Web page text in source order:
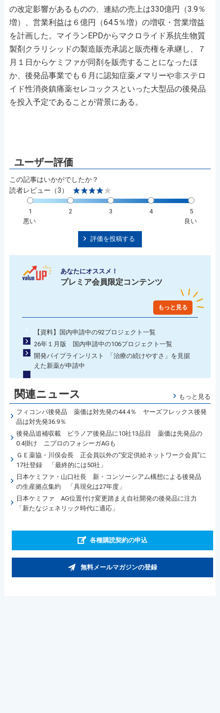
の改定影響があるものの、連結の売上は330億円（3.9％
増）、営業利益は６億円（64.5％増）の増収・営業増益
を計画した。マイランEPDからマクロライド系抗生物質
製剤クラリシッドの製造販売承認と販売権を承継し、７
月１日からケミファが同剤を販売することになったほ
か、後発品事業でも６月に認知症薬メマリーや非ステロ
イド性消炎鎮痛薬セレコックスといった大型品の後発品
を投入予定であることが背景にある。
この記事はいかがでしたか？
読者レビュー（3）
1 2 3 4
5
悪い
良い
評価を投稿する
あなたにオススメ！
プレミア会員限定コンテンツ
もっと見る
【資料】国内申請中の92プロジェクト一覧
26年１月版 国内申請中の106プロジェクト一覧
開発パイプラインリスト 「治療の続けやすさ」を見据
えた新薬が申請中
関連ニュース もっと見る
フィコンパ後発品 薬価は対先発の44.4％ ヤーズフレックス後発
品は対先発36.9％
後発品追補収載 ビラノア後発品に10社13品目 薬価は先発品の
0.4掛け ニプロのフォシーガAGも
ＧＥ薬協・川俣会長 正会員以外の“安定供給ネットワーク会員”に
17社登録 「最終的には50社」
日本ケミファ・山口社長 新・コンソーシアム構想による後発品
の生産拠点集約 「具現化は27年度」
日本ケミファ AG位置付け変更踏まえ自社開発の後発品に注力
「新たなジェネリック時代に適応」
各種購読契約の申込
無料メールマガジンの登録